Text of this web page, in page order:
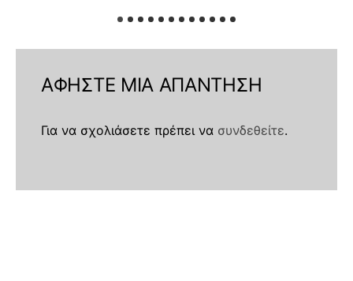
ΑΦΉΣΤΕ ΜΙΑ ΑΠΆΝΤΗΣΗ
Για να σχολιάσετε πρέπει να συνδεθείτε.